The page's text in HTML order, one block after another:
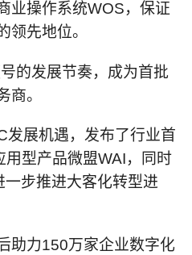
业操作系统WOS，保证
领先地位。
的发展节奏，成为首批
商。
发展机遇，发布了行业首
用型产品微盟WAI，同时
一步推进大客化转型进
助力150万家企业数字化